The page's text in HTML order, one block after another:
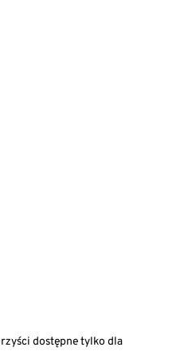
dostępne tylko dla